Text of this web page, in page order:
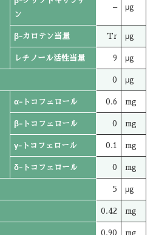
ン
– μg
β-カロテン当量 Tr μg
レチノール活性当量 9 μg
0 μg
α-トコフェロール 0.6 mg
β-トコフェロール 0 mg
γ-トコフェロール 0.1 mg
δ-トコフェロール 0 mg
5 μg
0.42 mg
0.90 mg